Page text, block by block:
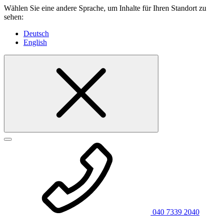
Wählen Sie eine andere Sprache, um Inhalte für Ihren Standort zu
sehen:
Deutsch
English
040 7339 2040